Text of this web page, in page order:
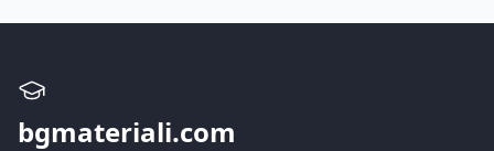
bgmateriali.com